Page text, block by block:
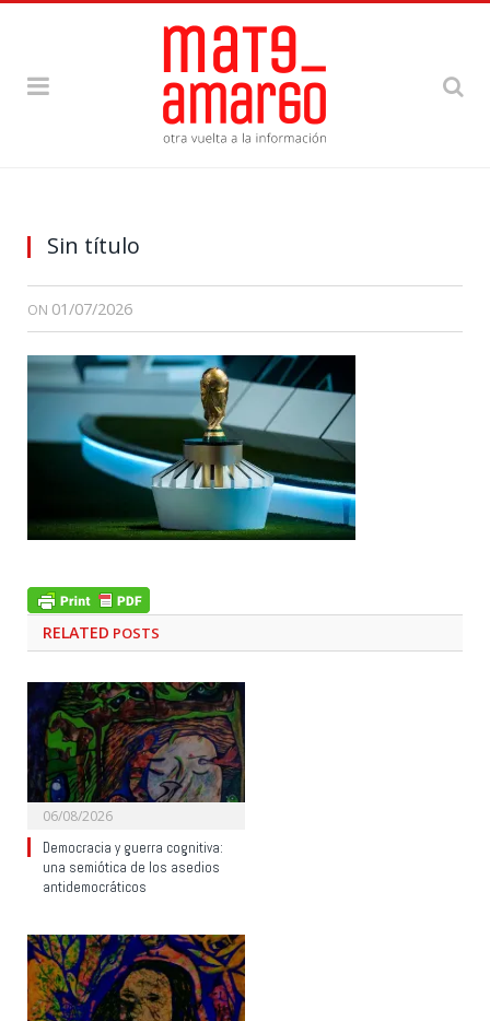
Sin título
ON 01/07/2026
RELATED POSTS
06/08/2026
Democracia y guerra cognitiva:
una semiótica de los asedios
antidemocráticos